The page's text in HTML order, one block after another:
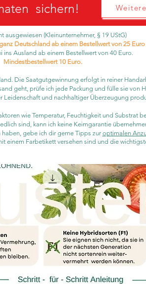
sichern!
ausgewiesen (Kleinunternehmer, § 19 UStG)
Deutschland ab einem Bestellwert von 25 Euro
ins Ausland ab einem Bestellwert von 40 Euro.
Mindestbestellwert 10 Euro.
Die Saatgutgewinnung erfolgt in reiner
geht, prüfe ich jede Packung und fülle sie von
Leidenschaft und nachhaltiger Überzeugung
wie Temperatur, Feuchtigkeit und Substrat
sind, kann ich keine Keimgarantie
gebe ich dir gerne Tipps zur optimalen
einem Farbetikett versehen sind und die